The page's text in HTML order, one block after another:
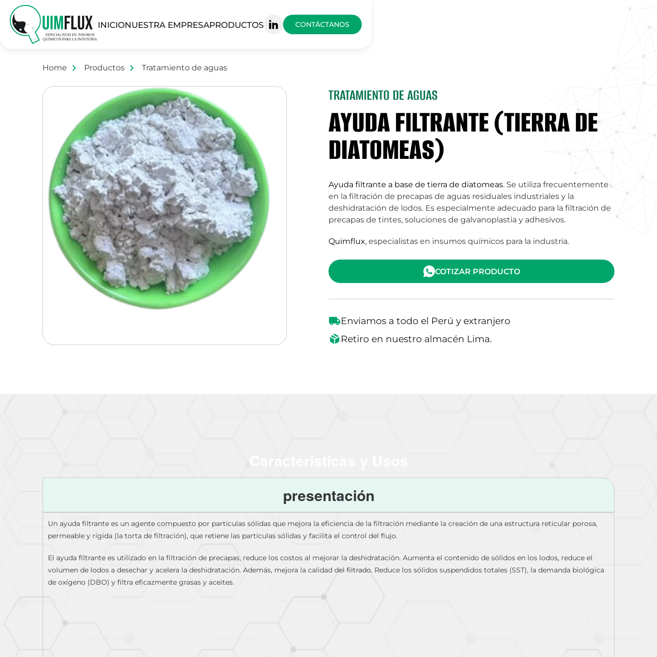
INICIONUESTRA EMPRESAPRODUCTOS CONTÁCTANOS
Home Productos Tratamiento de aguas
TRATAMIENTO DE AGUAS
AYUDA FILTRANTE (TIERRA DE
DIATOMEAS)
Ayuda filtrante a base de tierra de diatomeas. Se utiliza frecuentemente
en la filtración de precapas de aguas residuales industriales y la
deshidratación de lodos. Es especialmente adecuado para la filtración de
precapas de tintes, soluciones de galvanoplastia y adhesivos.
Quimflux, especialistas en insumos químicos para la industria.
COTIZAR PRODUCTO
Enviamos a todo el Perú y extranjero
Retiro en nuestro almacén Lima.
Características y Usos
presentación
Un ayuda filtrante es un agente compuesto por partículas sólidas que mejora la eficiencia de la filtración mediante la creación de una estructura reticular porosa,
permeable y rígida (la torta de filtración), que retiene las partículas sólidas y facilita el control del flujo.
El ayuda filtrante es utilizado en la filtración de precapas, reduce los costos al mejorar la deshidratación. Aumenta el contenido de sólidos en los lodos, reduce el
volumen de lodos a desechar y acelera la deshidratación. Además, mejora la calidad del filtrado. Reduce los sólidos suspendidos totales (SST), la demanda biológica
de oxígeno (DBO) y filtra eficazmente grasas y aceites.